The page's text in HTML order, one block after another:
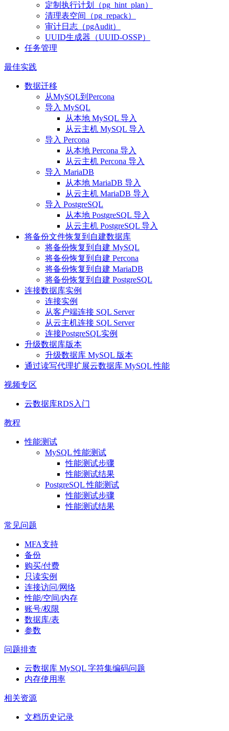
定制执行计划（pg_hint_plan）
清理表空间（pg_repack）
审计日志（pgAudit）
UUID生成器（UUID-OSSP）
任务管理
最佳实践
数据迁移
从MySQL到Percona
导入 MySQL
从本地 MySQL 导入
从云主机 MySQL 导入
导入 Percona
从本地 Percona 导入
从云主机 Percona 导入
导入 MariaDB
从本地 MariaDB 导入
从云主机 MariaDB 导入
导入 PostgreSQL
从本地 PostgreSQL 导入
从云主机 PostgreSQL 导入
将备份文件恢复到自建数据库
将备份恢复到自建 MySQL
将备份恢复到自建 Percona
将备份恢复到自建 MariaDB
将备份恢复到自建 PostgreSQL
连接数据库实例
连接实例
从客户端连接 SQL Server
从云主机连接 SQL Server
连接PostgreSQL实例
升级数据库版本
升级数据库 MySQL 版本
通过读写代理扩展云数据库 MySQL 性能
视频专区
云数据库RDS入门
教程
性能测试
MySQL 性能测试
性能测试步骤
性能测试结果
PostgreSQL 性能测试
性能测试步骤
性能测试结果
常见问题
MFA支持
备份
购买/付费
只读实例
连接访问/网络
性能/空间/内存
账号/权限
数据库/表
参数
问题排查
云数据库 MySQL 字符集编码问题
内存使用率
相关资源
文档历史记录